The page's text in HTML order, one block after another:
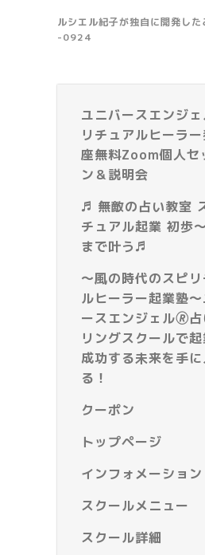
ルシエル紀子が独自に開発し
-0924
ユニバースエンジ
リチュアルヒーラ
座無料Zoom個人セ
ン＆説明会
♬ 無敵の占い教室
チュアル起業 初歩
まで叶う♬
～風の時代のスピ
ルヒーラー起業塾
ースエンジェル🄬占
リングスクールで
成功する未来を手に
る！
クーポン
トップページ
インフォメーション
スクールメニュー
スクール詳細